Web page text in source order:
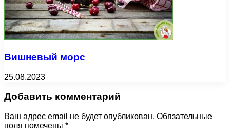
Вишневый морс
25.08.2023
Добавить комментарий
Ваш адрес email не будет опубликован. Обязательные
поля помечены *